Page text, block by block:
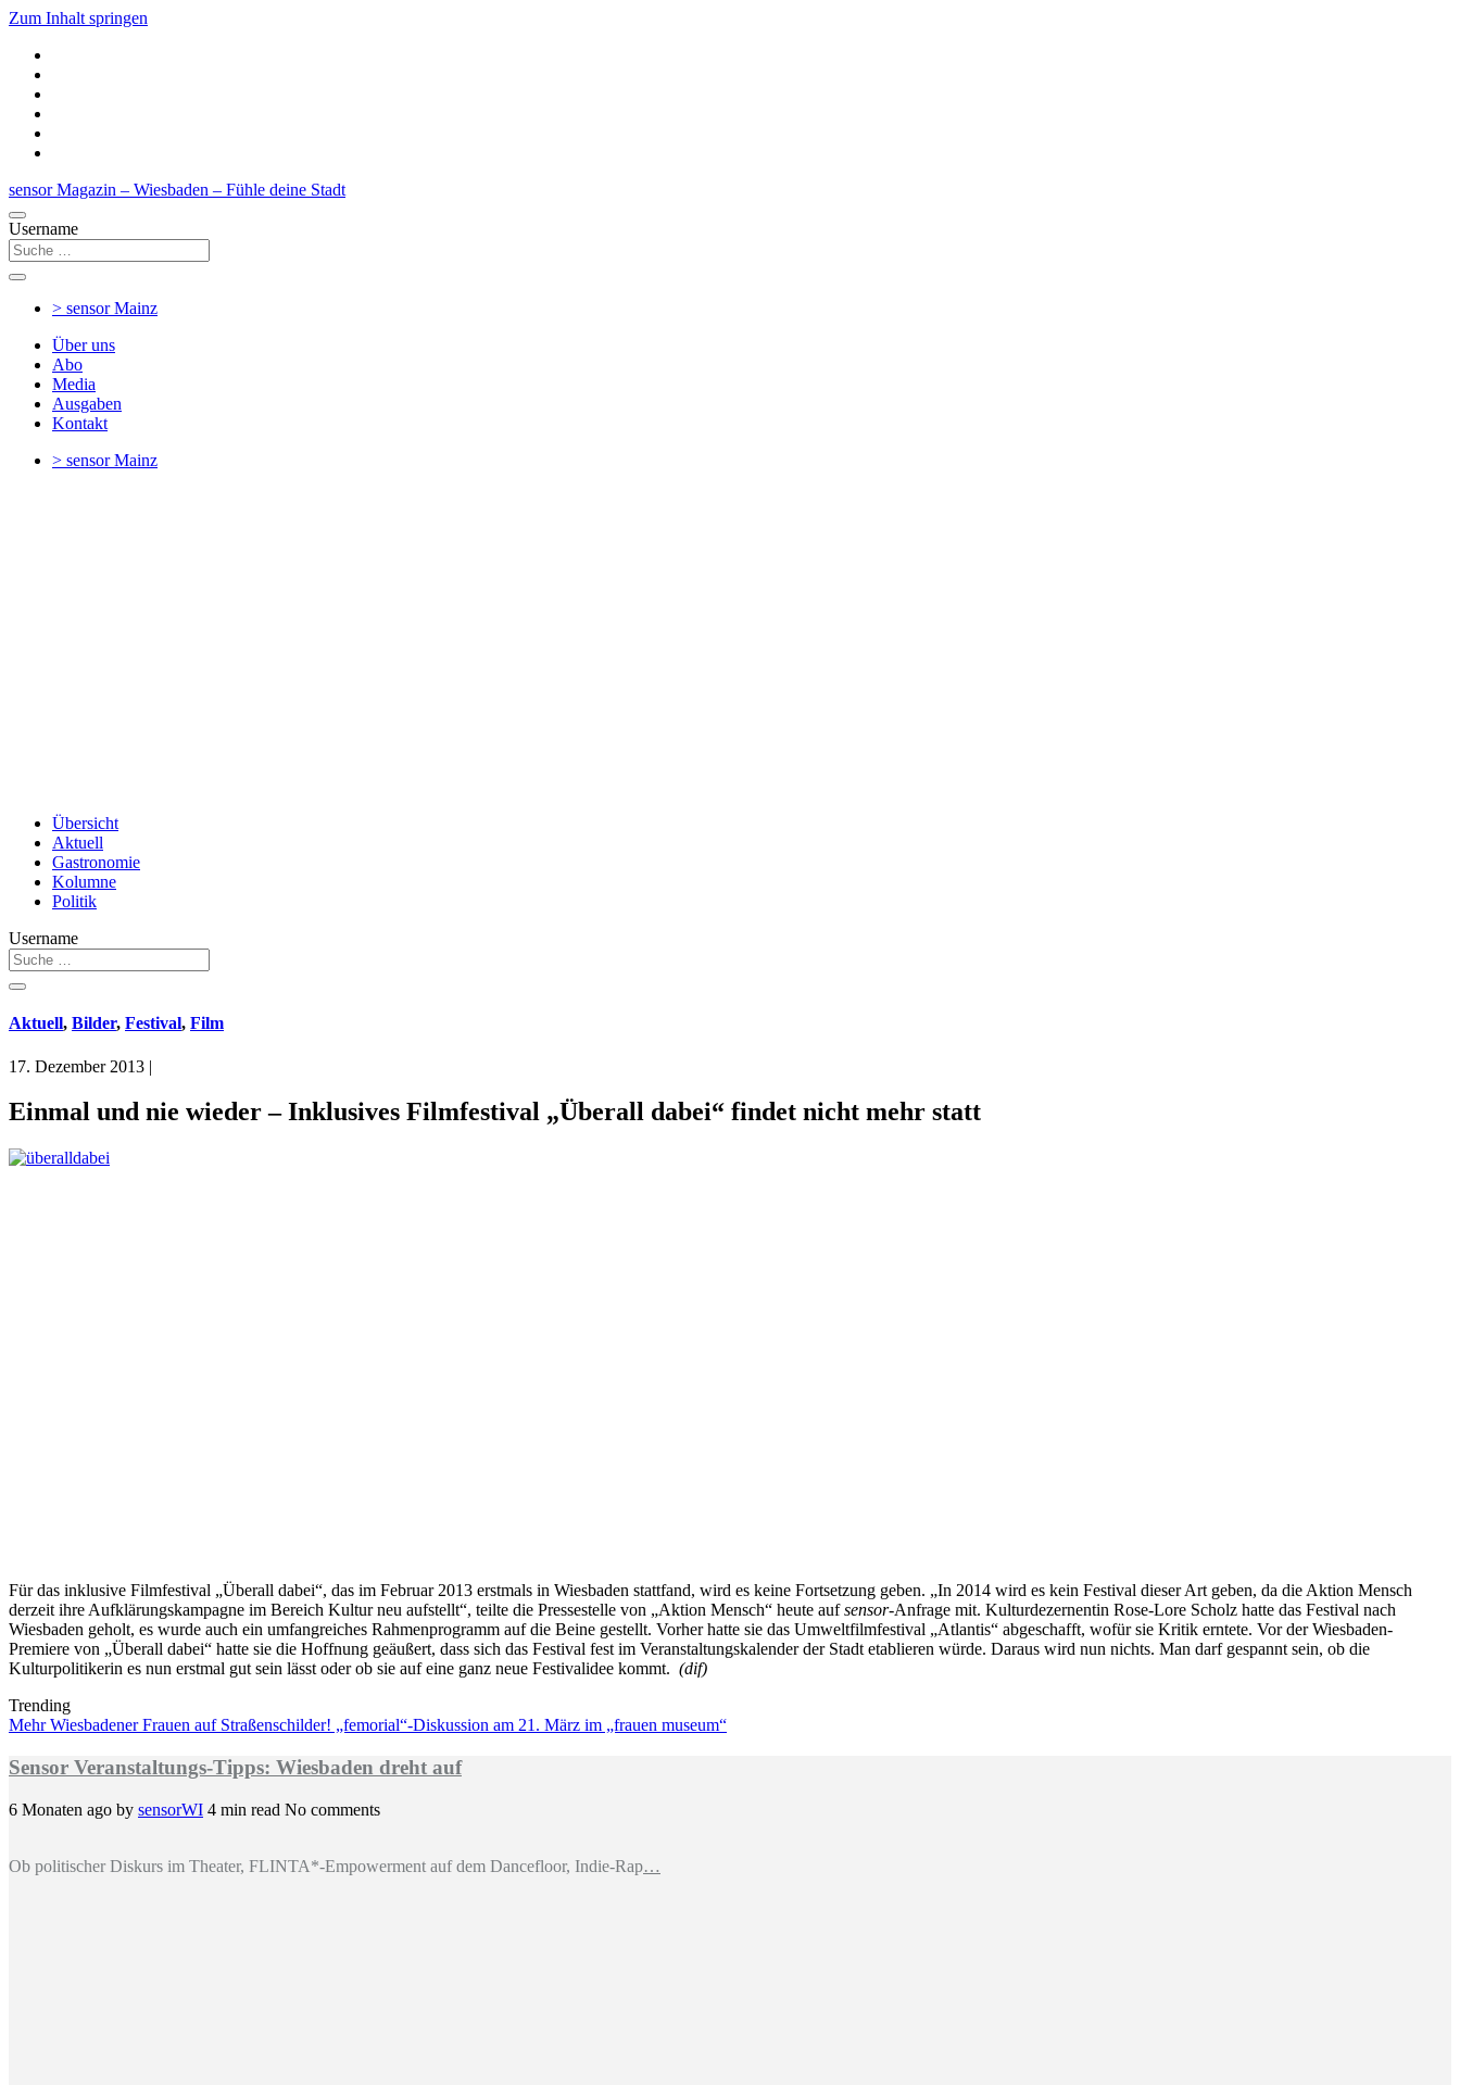
Zum Inhalt springen
sensor Magazin – Wiesbaden – Fühle deine Stadt
Username
> sensorMainz
Über uns
Abo
Media
Ausgaben
Kontakt
> sensorMainz
Übersicht
Aktuell
Gastronomie
Kolumne
Politik
Username
Aktuell, Bilder, Festival, Film
17. Dezember 2013 |
Einmal und nie wieder – Inklusives Filmfestival „Überall dabei“ findet nicht mehr statt
Für das inklusive Filmfestival „Überall dabei“, das im Februar 2013 erstmals in Wiesbaden stattfand, wird es keine Fortsetzung geben. „In 2014 wird es kein Festival dieser Art geben, da die Aktion Mensch
derzeit ihre Aufklärungskampagne im Bereich Kultur neu aufstellt“, teilte die Pressestelle von „Aktion Mensch“ heute aufsensor-Anfrage mit. Kulturdezernentin Rose-Lore Scholz hatte das Festival nach
Wiesbaden geholt, es wurde auch ein umfangreiches Rahmenprogramm auf die Beine gestellt. Vorher hatte sie das Umweltfilmfestival „Atlantis“ abgeschafft, wofür sie Kritik erntete. Vor der Wiesbaden-
Premiere von „Überall dabei“ hatte sie die Hoffnung geäußert, dass sich das Festival fest im Veranstaltungskalender der Stadt etablieren würde. Daraus wird nun nichts. Man darf gespannt sein, ob die
Kulturpolitikerin es nun erstmal gut sein lässt oder ob sie auf eine ganz neue Festivalidee kommt. (dif)
Trending
Mehr Wiesbadener Frauen auf Straßenschilder! „femorial“-Diskussion am 21. März im „frauen museum“
Sensor Veranstaltungs-Tipps: Wiesbaden dreht auf
6 Monaten ago by sensorWI 4 min read No comments
Ob politischer Diskurs im Theater, FLINTA*-Empowerment auf dem Dancefloor, Indie-Rap…